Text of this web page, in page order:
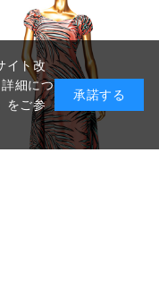
イト改
細につ
をご参
承諾する